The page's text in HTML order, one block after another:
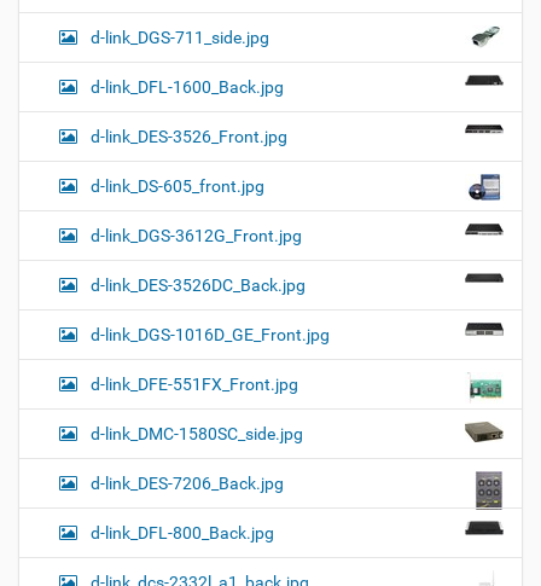
d-link_DGS-711_side.jpg
d-link_DFL-1600_Back.jpg
d-link_DES-3526_Front.jpg
d-link_DS-605_front.jpg
d-link_DGS-3612G_Front.jpg
d-link_DES-3526DC_Back.jpg
d-link_DGS-1016D_GE_Front.jpg
d-link_DFE-551FX_Front.jpg
d-link_DMC-1580SC_side.jpg
d-link_DES-7206_Back.jpg
d-link_DFL-800_Back.jpg